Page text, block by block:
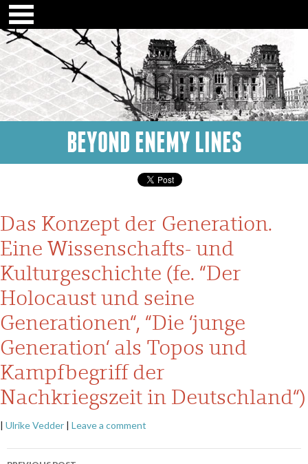
BEYOND ENEMY LINES
Das Konzept der Generation.
Eine Wissenschafts- und
Kulturgeschichte (fe. “Der
Holocaust und seine
Generationen“, “Die ‘junge
Generation‘ als Topos und
Kampfbegriff der
Nachkriegszeit in Deutschland“)
| Ulrike Vedder | Leave a comment